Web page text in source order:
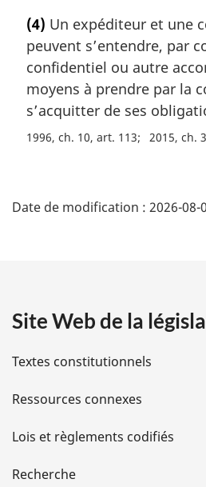
:t
e
m
a
g
i
e
(4) Un expéditeur et une
peuvent s’entendre, par
confidentiel ou autre
moyens à prendre par la
s’acquitter de ses
1996, ch. 10, art. 113 2015, ch.
é
i
l
s
d
e
Date de modification : 2026-08-
Site Web de la
Textes constitutionnels
Ressources connexes
Lois et règlements codifiés
Recherche